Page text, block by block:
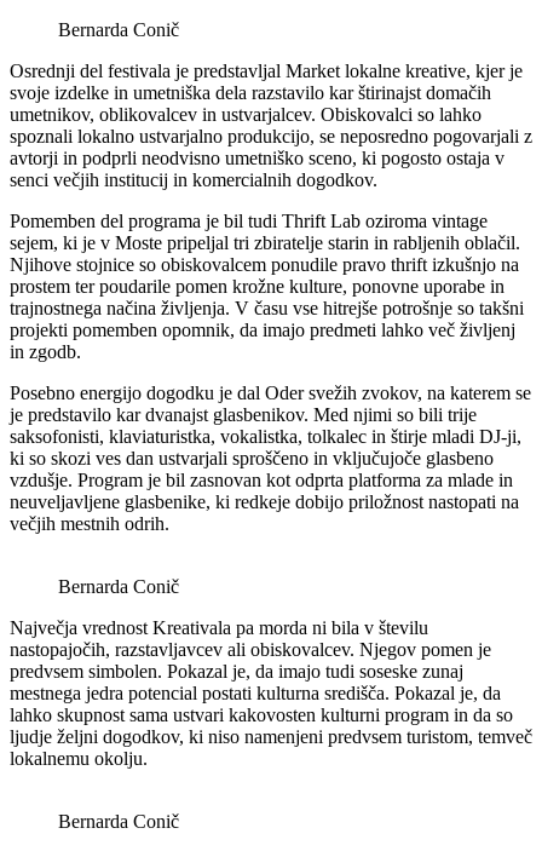
Bernarda Conič
Osrednji del festivala je predstavljal Market lokalne kreative, kjer je
svoje izdelke in umetniška dela razstavilo kar štirinajst domačih
umetnikov, oblikovalcev in ustvarjalcev. Obiskovalci so lahko
spoznali lokalno ustvarjalno produkcijo, se neposredno pogovarjali z
avtorji in podprli neodvisno umetniško sceno, ki pogosto ostaja v
senci večjih institucij in komercialnih dogodkov.
Pomemben del programa je bil tudi Thrift Lab oziroma vintage
sejem, ki je v Moste pripeljal tri zbiratelje starin in rabljenih oblačil.
Njihove stojnice so obiskovalcem ponudile pravo thrift izkušnjo na
prostem ter poudarile pomen krožne kulture, ponovne uporabe in
trajnostnega načina življenja. V času vse hitrejše potrošnje so takšni
projekti pomemben opomnik, da imajo predmeti lahko več življenj
in zgodb.
Posebno energijo dogodku je dal Oder svežih zvokov, na katerem se
je predstavilo kar dvanajst glasbenikov. Med njimi so bili trije
saksofonisti, klaviaturistka, vokalistka, tolkalec in štirje mladi DJ-ji,
ki so skozi ves dan ustvarjali sproščeno in vključujoče glasbeno
vzdušje. Program je bil zasnovan kot odprta platforma za mlade in
neuveljavljene glasbenike, ki redkeje dobijo priložnost nastopati na
večjih mestnih odrih.
Bernarda Conič
Največja vrednost Kreativala pa morda ni bila v številu
nastopajočih, razstavljavcev ali obiskovalcev. Njegov pomen je
predvsem simbolen. Pokazal je, da imajo tudi soseske zunaj
mestnega jedra potencial postati kulturna središča. Pokazal je, da
lahko skupnost sama ustvari kakovosten kulturni program in da so
ljudje željni dogodkov, ki niso namenjeni predvsem turistom, temveč
lokalnemu okolju.
Bernarda Conič